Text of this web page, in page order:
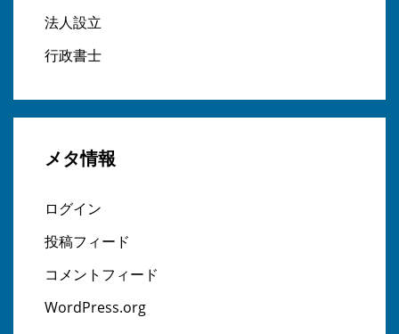
法人設立
行政書士
メタ情報
ログイン
投稿フィード
コメントフィード
WordPress.org